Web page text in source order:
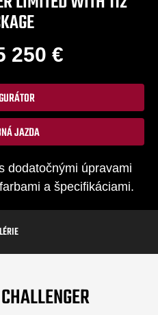
250 €
JAZDA
dodatočnými úpravami
a špecifikáciami.